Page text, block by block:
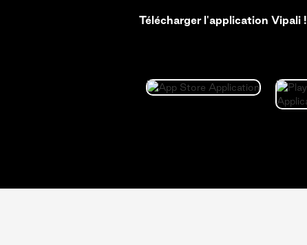
Télécharger l'application Vipali !